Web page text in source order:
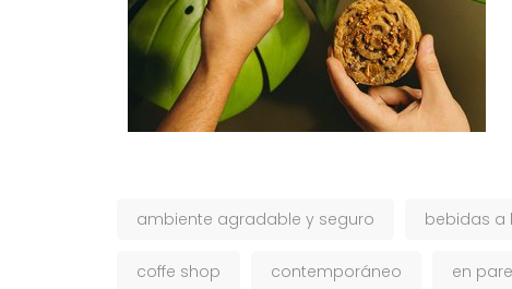
ambiente agradable y seguro bebidas a
coffe shop contemporáneo en